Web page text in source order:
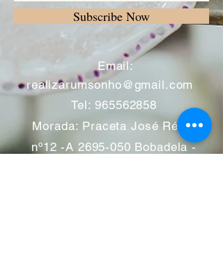
Subscribe Now
​Email:
realizarumsonho@gmail.com
Tel: 965562858
Morada: Praceta José Régio
nº12 -A 2695-050 Bobadela -